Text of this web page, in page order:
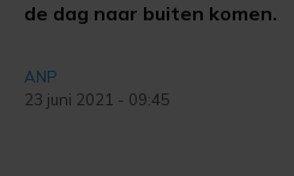
de dag naar buiten komen.
ANP
23 juni 2021 - 09:45